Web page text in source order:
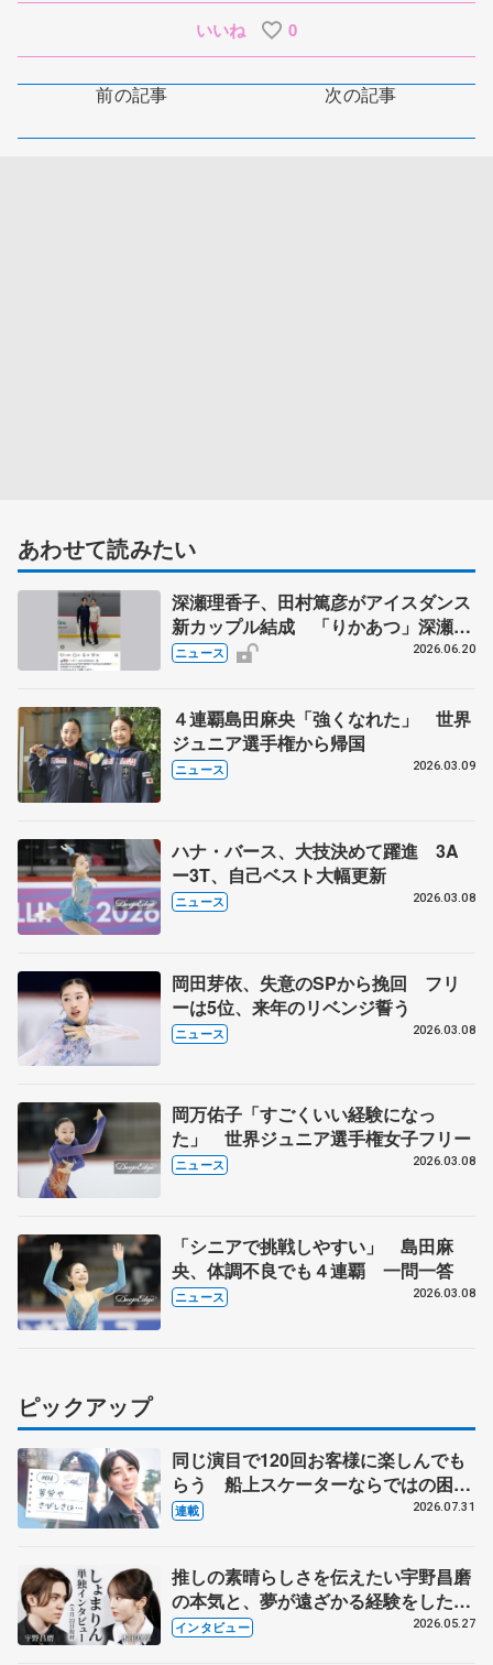
いいね 0
前の記事 次の記事
あわせて読みたい
深瀬理香子、田村篤彦がアイスダンス
新カップル結成 「りかあつ」深瀬は
シンクロからダンス再挑戦
ニュース 2026.06.20
４連覇島田麻央「強くなれた」 世界
ジュニア選手権から帰国
ニュース 2026.03.09
ハナ・バース、大技決めて躍進 3A
ー3T、自己ベスト大幅更新
ニュース 2026.03.08
岡田芽依、失意のSPから挽回 フリ
ーは5位、来年のリベンジ誓う
ニュース 2026.03.08
岡万佑子「すごくいい経験になっ
た」 世界ジュニア選手権女子フリー
ニュース 2026.03.08
「シニアで挑戦しやすい」 島田麻
央、体調不良でも４連覇 一問一答
ニュース 2026.03.08
ピックアップ
同じ演目で120回お客様に楽しんでも
らう 船上スケーターならではの困難
とは 影響あったPIW前キャプテン松
連載 2026.07.31
推しの素晴らしさを伝えたい宇野昌磨
の本気と、夢が遠ざかる経験をした本
田真凜の覚悟
インタビュー 2026.05.27